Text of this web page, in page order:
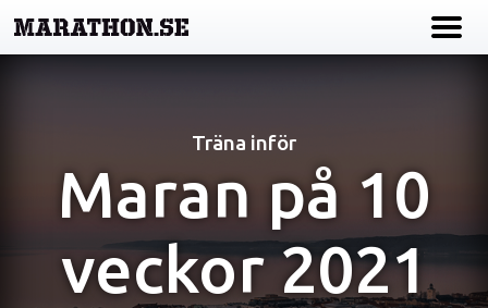
Träna inför
Maran på 10
veckor 2021